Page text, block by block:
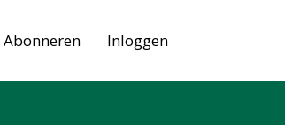
Abonneren Inloggen